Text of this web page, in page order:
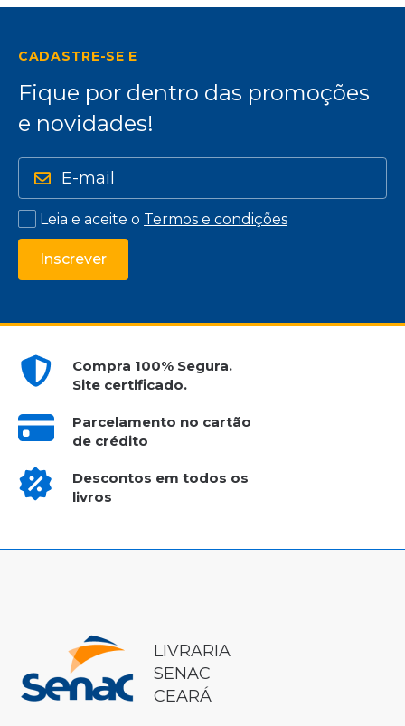
CADASTRE-SE E
Fique por dentro das promoções
e novidades!
Leia e aceite o Termos e condições
Inscrever
Compra 100% Segura.
Site certificado.
Parcelamento no cartão
de crédito
Descontos em todos os
livros
LIVRARIA
SENAC
CEARÁ